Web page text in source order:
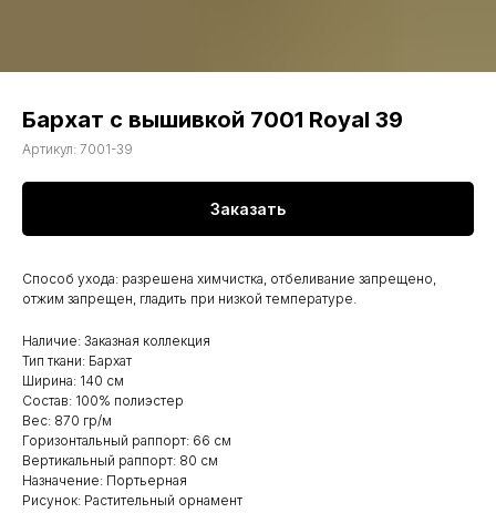
Бархат с вышивкой 7001 Royal 39
Артикул: 7001-39
Заказать
Способ ухода: разрешена химчистка, отбеливание запрещено,
отжим запрещен, гладить при низкой температуре.
Наличие: Заказная коллекция
Тип ткани: Бархат
Ширина: 140 см
Состав: 100% полиэстер
Вес: 870 гр/м
Горизонтальный раппорт: 66 см
Вертикальный раппорт: 80 см
Назначение: Портьерная
Рисунок: Растительный орнамент